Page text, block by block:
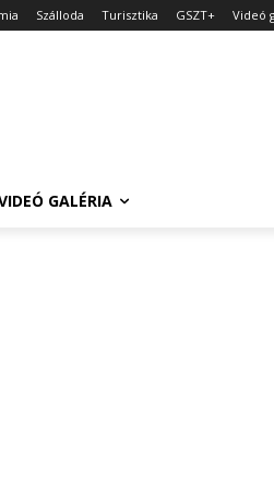
Szálloda Turisztika GSZT+ Videó
GALÉRIA